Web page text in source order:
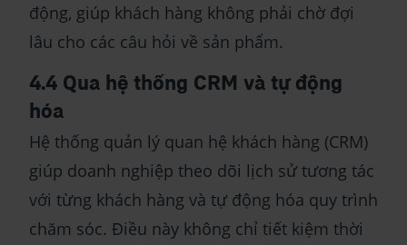
động, giúp khách hàng không phải chờ đợi
lâu cho các câu hỏi về sản phẩm.
4.4 Qua hệ thống CRM và tự động
hóa
Hệ thống quản lý quan hệ khách hàng (CRM)
giúp doanh nghiệp theo dõi lịch sử tương tác
với từng khách hàng và tự động hóa quy trình
chăm sóc. Điều này không chỉ tiết kiệm thời